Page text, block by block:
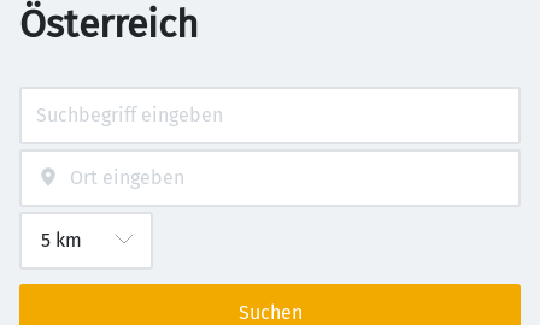
Österreich
Suchen